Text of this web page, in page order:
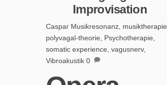
Improvisation
Caspar Musikresonanz musiktherapie
polyvagal-theorie
Psychotherapie
somatic experience vagusnerv,
Vibroakustik 0